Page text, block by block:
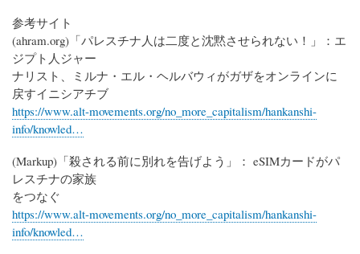
参考サイト
(ahram.org)「パレスチナ人は二度と沈黙させられない！」：エ
ジプト人ジャー
ナリスト、ミルナ・エル・ヘルバウィがガザをオンラインに
戻すイニシアチブ
https://www.alt-movements.org/no_more_capitalism/hankanshi-
info/knowled…
(Markup)「殺される前に別れを告げよう」： eSIMカードがパ
レスチナの家族
をつなぐ
https://www.alt-movements.org/no_more_capitalism/hankanshi-
info/knowled…